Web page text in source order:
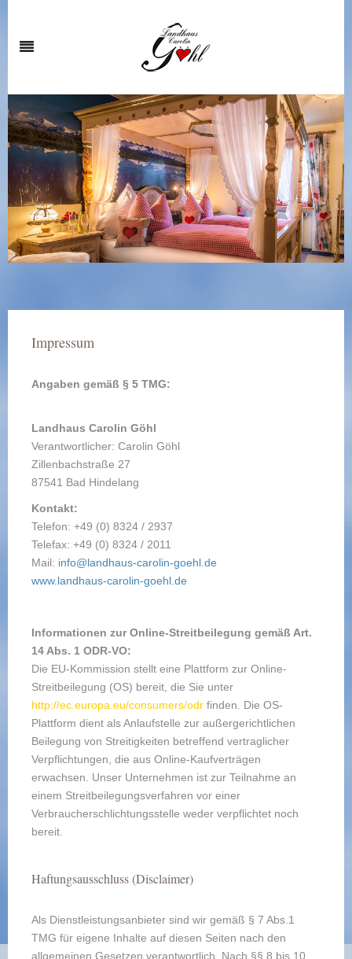
Impressum
Angaben gemäß § 5 TMG:
Landhaus Carolin Göhl
Verantwortlicher: Carolin Göhl
Zillenbachstraße 27
87541 Bad Hindelang
Kontakt:
Telefon: +49 (0) 8324 / 2937
Telefax: +49 (0) 8324 / 2011
Mail: info@landhaus-carolin-goehl.de
www.landhaus-carolin-goehl.de
Informationen zur Online-Streitbeilegung gemäß Art.
14 Abs. 1 ODR-VO:
Die EU-Kommission stellt eine Plattform zur Online-
Streitbeilegung (OS) bereit, die Sie unter
http://ec.europa.eu/consumers/odr finden. Die OS-
Plattform dient als Anlaufstelle zur außergerichtlichen
Beilegung von Streitigkeiten betreffend vertraglicher
Verpflichtungen, die aus Online-Kaufverträgen
erwachsen. Unser Unternehmen ist zur Teilnahme an
einem Streitbeilegungsverfahren vor einer
Verbraucherschlichtungsstelle weder verpflichtet noch
bereit.
Haftungsausschluss (Disclaimer)
Als Dienstleistungsanbieter sind wir gemäß § 7 Abs.1
TMG für eigene Inhalte auf diesen Seiten nach den
allgemeinen Gesetzen verantwortlich. Nach §§ 8 bis 10